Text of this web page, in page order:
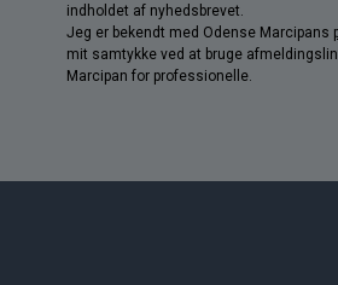
indholdet af nyhedsbrevet.
Jeg er bekendt med Odense Marcipans
mit samtykke ved at bruge
Marcipan for professionelle.